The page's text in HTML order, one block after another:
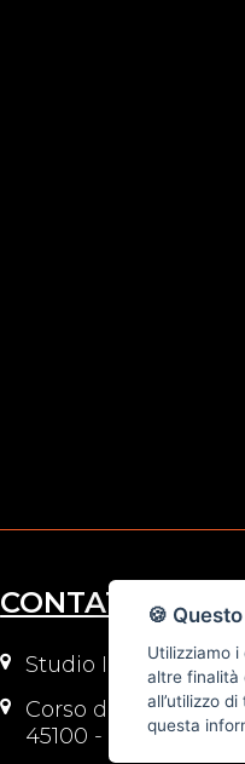
CONTATTI
Studio Immobiliare
Corso del Popolo
45100 - Rovigo (RO)
🍪
Utilizziamo
altre finalità
all’utilizzo
questa